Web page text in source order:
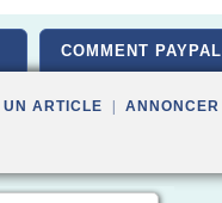
COMMENT PAYPAL
UN ARTICLE ANNONCER